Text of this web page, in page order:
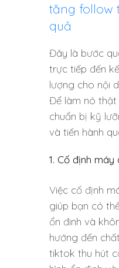
tăng follow
quả
Đây là bước
trực tiếp đến
lượng cho nội
Để làm nó thật
chuẩn bị kỹ
và tiến hành
1. Cố định
Việc cố định
giúp bạn có
ổn đinh và
hướng đến
tiktok thu hút